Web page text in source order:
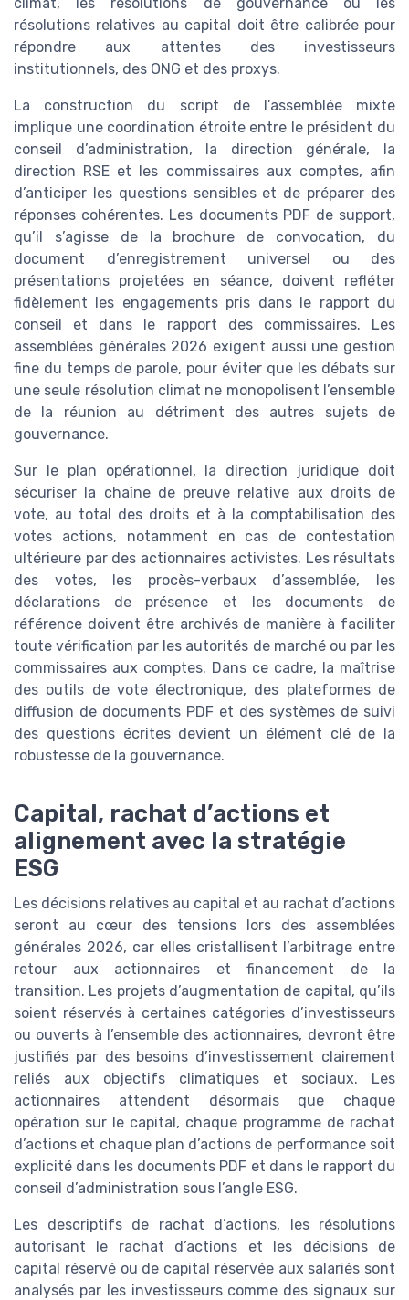
résolutions relatives au capital doit être calibrée pour
répondre aux attentes des investisseurs
institutionnels, des ONG et des proxys.
La construction du script de l’assemblée mixte
implique une coordination étroite entre le président du
conseil d’administration, la direction générale, la
direction RSE et les commissaires aux comptes, afin
d’anticiper les questions sensibles et de préparer des
réponses cohérentes. Les documents PDF de support,
qu’il s’agisse de la brochure de convocation, du
document d’enregistrement universel ou des
présentations projetées en séance, doivent refléter
fidèlement les engagements pris dans le rapport du
conseil et dans le rapport des commissaires. Les
assemblées générales 2026 exigent aussi une gestion
fine du temps de parole, pour éviter que les débats sur
une seule résolution climat ne monopolisent l’ensemble
de la réunion au détriment des autres sujets de
gouvernance.
Sur le plan opérationnel, la direction juridique doit
sécuriser la chaîne de preuve relative aux droits de
vote, au total des droits et à la comptabilisation des
votes actions, notamment en cas de contestation
ultérieure par des actionnaires activistes. Les résultats
des votes, les procès-verbaux d’assemblée, les
déclarations de présence et les documents de
référence doivent être archivés de manière à faciliter
toute vérification par les autorités de marché ou par les
commissaires aux comptes. Dans ce cadre, la maîtrise
des outils de vote électronique, des plateformes de
diffusion de documents PDF et des systèmes de suivi
des questions écrites devient un élément clé de la
robustesse de la gouvernance.
Capital, rachat d’actions et
alignement avec la stratégie
ESG
Les décisions relatives au capital et au rachat d’actions
seront au cœur des tensions lors des assemblées
générales 2026, car elles cristallisent l’arbitrage entre
retour aux actionnaires et financement de la
transition. Les projets d’augmentation de capital, qu’ils
soient réservés à certaines catégories d’investisseurs
ou ouverts à l’ensemble des actionnaires, devront être
justifiés par des besoins d’investissement clairement
reliés aux objectifs climatiques et sociaux. Les
actionnaires attendent désormais que chaque
opération sur le capital, chaque programme de rachat
d’actions et chaque plan d’actions de performance soit
explicité dans les documents PDF et dans le rapport du
conseil d’administration sous l’angle ESG.
Les descriptifs de rachat d’actions, les résolutions
autorisant le rachat d’actions et les décisions de
capital réservé ou de capital réservée aux salariés sont
analysés par les investisseurs comme des signaux sur